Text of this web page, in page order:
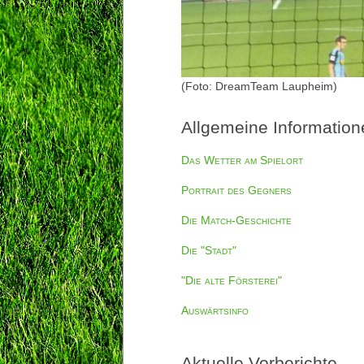
(Foto: DreamTeam Laupheim)
Allgemeine
Das Wetter am Spielort
Portrait des Gegners
Die Match-Geschichte
Die "Stadt"
"Die alte Försterei"
Auswärtsinfo